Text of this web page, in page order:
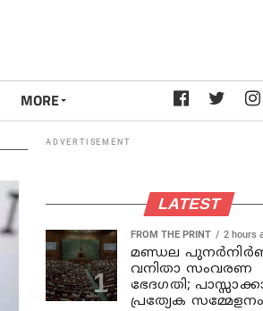
MORE
ADVERTISEMENT
LATEST
FROM THE PRINT 2 hours
മണ്ഡല
വനിതാ സംവരണ
ഭേദഗതി;
പ്രത്യേക സമ്മേളനം